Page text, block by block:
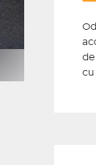
de
cu